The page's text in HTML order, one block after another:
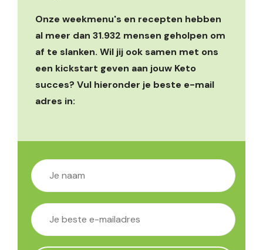
Onze weekmenu's en recepten hebben
al meer dan 31.932 mensen geholpen om
af te slanken. Wil jij ook samen met ons
een kickstart geven aan jouw Keto
succes? Vul hieronder je beste e-mail
adres in: